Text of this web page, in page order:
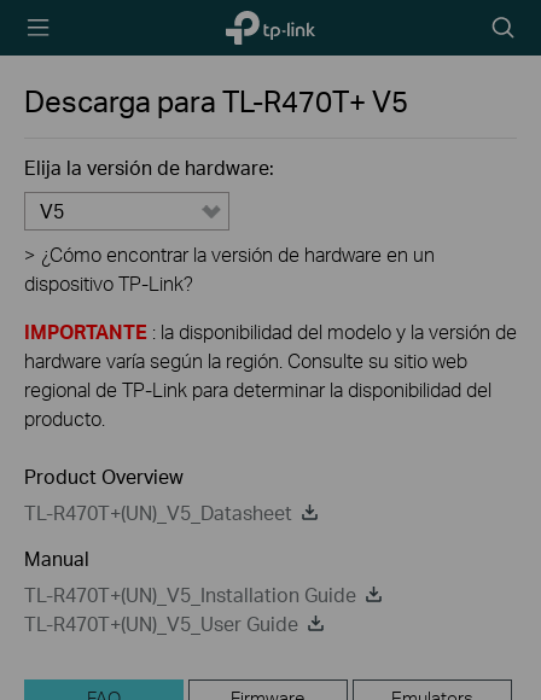
TP-Link,
Reliably
icon
Descarga paraTL-R470T+V5
Elija la versión de hardware:
V5
> ¿Cómo encontrar la versión de hardware en un
dispositivo TP-Link?
IMPORTANTE : la disponibilidad del modelo y la versión de
hardware varía según la región. Consulte su sitio web
regional de TP-Link para determinar la disponibilidad del
producto.
Product Overview
TL-R470T+(UN)_V5_Datasheet
Manual
TL-R470T+(UN)_V5_Installation Guide
TL-R470T+(UN)_V5_User Guide